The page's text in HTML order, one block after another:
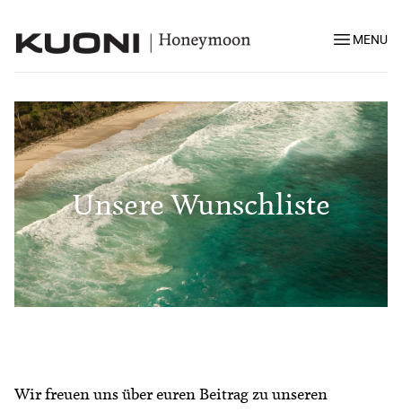
MENU
Unsere Wunschliste
Wir freuen uns über euren Beitrag zu unseren